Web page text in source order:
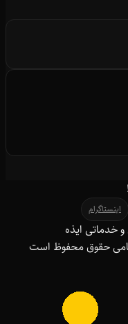
اینستاگرام
خدماتی ایذه